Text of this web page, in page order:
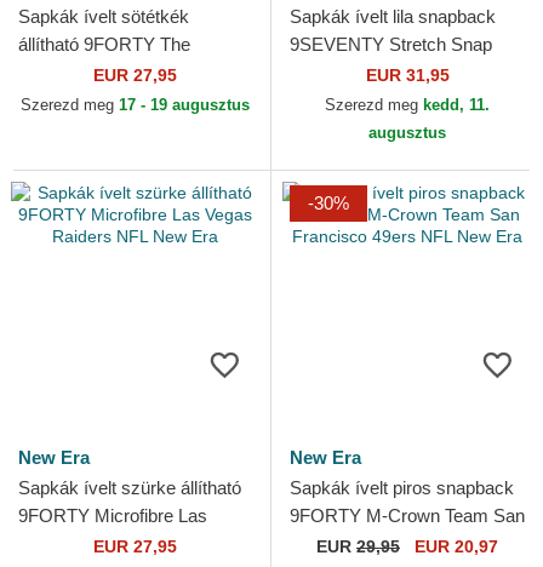
Sapkák ívelt sötétkék
állítható 9FORTY The
League Houston Texans NFL
New Era
EUR 27,95
Szerezd meg 17 - 19 augusztus
Sapkák ívelt lila snapback
9SEVENTY Stretch Snap
Evergreen Minnesota Vikings
NFL New Era
EUR 31,95
Szerezd meg kedd, 11.
augusztus
New Era
Sapkák ívelt szürke állítható
9FORTY Microfibre Las
Vegas Raiders NFL New Era
EUR 27,95
-30%
New Era
Sapkák ívelt piros snapback
9FORTY M-Crown Team San
Francisco 49ers NFL New
EUR 29,95 EUR 20,97